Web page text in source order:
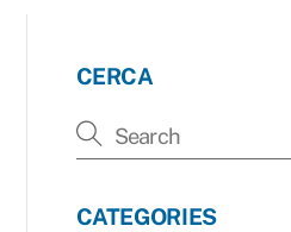
CERCA
CATEGORIES